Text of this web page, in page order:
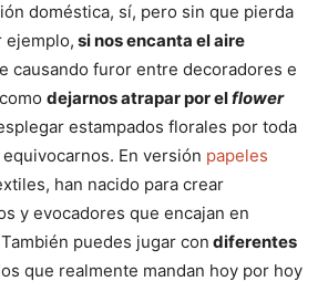
doméstica, sí, pero sin que pierda
ejemplo, si nos encanta el aire
causando furor entre decoradores e
dejarnos atrapar por elflower
estampados florales por toda
En versión papeles
han nacido para crear
y evocadores que encajan en
puedes jugar con diferentes
que realmente mandan hoy por hoy